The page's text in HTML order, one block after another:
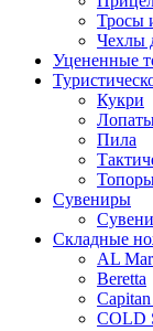
Тросы
Чехлы
Уцененные
Кукри
Пила
Сувениры
Складные
AL Mar
Beretta
COLD